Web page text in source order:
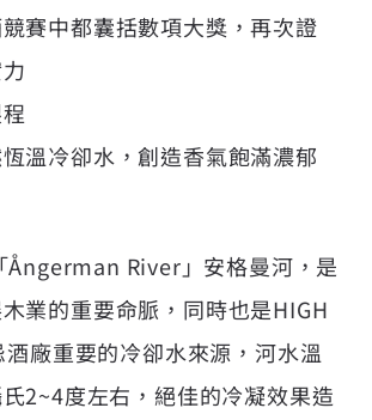
賽中都囊括數項大獎，再次證
溫冷卻水，創造香氣飽滿濃郁
Ångerman River」安格曼河，是
業的重要命脈，同時也是HIGH
酒廠重要的冷卻水來源，河水溫
2~4度左右，絕佳的冷凝效果造